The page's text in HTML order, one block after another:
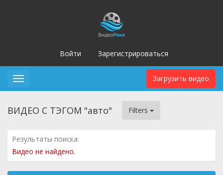
Войти Зарегистрироваться
Загрузить видео
Toggle
ВИДЕО С ТЭГОМ "авто" Filters
Результаты поиска:
Видео не найдено.